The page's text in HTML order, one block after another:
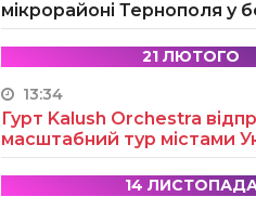
мікрорайоні Тернополя у
21 ЛЮТОГО
13:34
Гурт Kalush Orchestra
масштабний тур містами
14